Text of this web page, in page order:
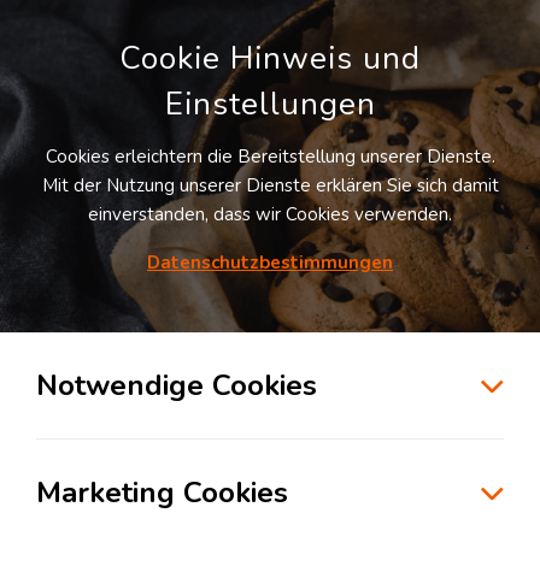
Möchten Sie diesen Suchauftrag
speichern und automatisch über neue
Standorte informiert werden?
der Branche Konsumgüterindustrie in
Cookie Hinweis und
Einstellungen
Cookies erleichtern die Bereitstellung unserer Dienste.
Mit der Nutzung unserer Dienste erklären Sie sich damit
einverstanden, dass wir Cookies verwenden.
Datenschutzbestimmungen
Notwendige Cookies
Marketing Cookies